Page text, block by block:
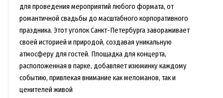
для проведения мероприятий любого формата, от
романтичной свадьбы до масштабного корпоративного
праздника. Этот уголок Санкт-Петербурга завораживает
своей историей и природой, создавая уникальную
атмосферу для гостей. Площадка для концерта,
расположенная в парке, добавляет изюминку каждому
событию, привлекая внимание как меломанов, так и
ценителей живой